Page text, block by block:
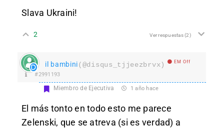
Slava Ukraini!
2 Ver respuestas(2)
il bambini(@disqus_tjjeezbrvx) EM Off
#2991193
Miembro de Ejecutiva 1 año hace
El más tonto en todo esto me parece
Zelenski, que se atreva (si es verdad) a